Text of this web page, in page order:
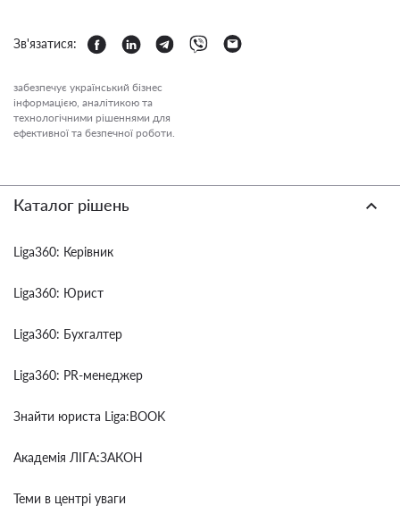
Зв'язатися:
забезпечує український бізнес
інформацією, аналітикою та
технологічними рішеннями для
ефективної та безпечної роботи.
Каталог рішень
Liga360: Керівник
Liga360: Юрист
Liga360: Бухгалтер
Liga360: PR-менеджер
Знайти юриста Liga:BOOK
Академія ЛІГА:ЗАКОН
Теми в центрі уваги